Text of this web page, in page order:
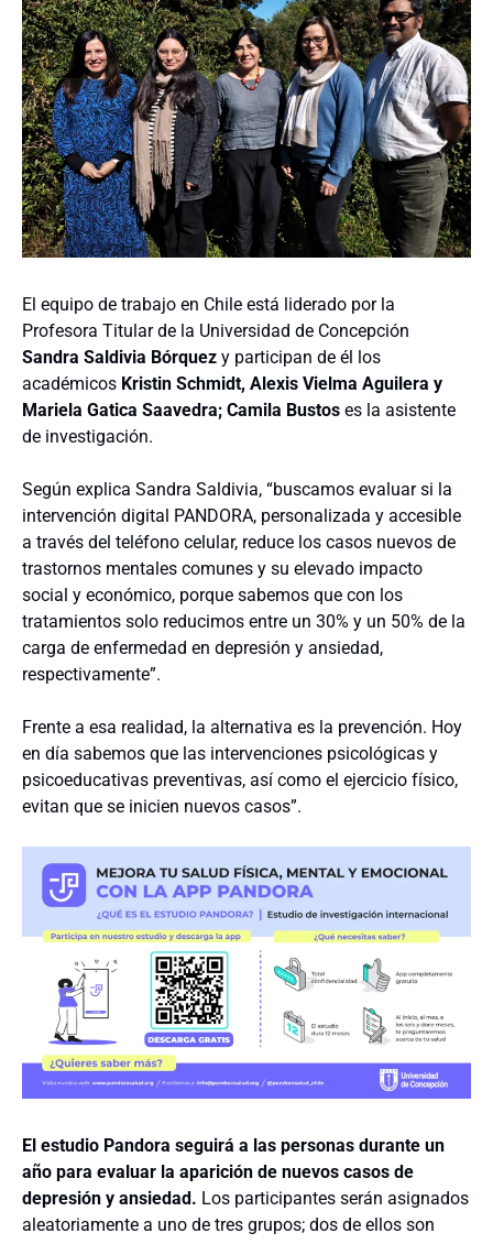
El equipo de trabajo en Chile está liderado por la
Profesora Titular de la Universidad de Concepción
Sandra Saldivia Bórquez y participan de él los
académicos Kristin Schmidt, Alexis Vielma Aguilera y
Mariela Gatica Saavedra; Camila Bustos es la asistente
de investigación.
Según explica Sandra Saldivia, “buscamos evaluar si la
intervención digital PANDORA, personalizada y accesible
a través del teléfono celular, reduce los casos nuevos de
trastornos mentales comunes y su elevado impacto
social y económico, porque sabemos que con los
tratamientos solo reducimos entre un 30% y un 50% de la
carga de enfermedad en depresión y ansiedad,
respectivamente”.
Frente a esa realidad, la alternativa es la prevención. Hoy
en día sabemos que las intervenciones psicológicas y
psicoeducativas preventivas, así como el ejercicio físico,
evitan que se inicien nuevos casos”.
El estudio Pandora seguirá a las personas durante un
año para evaluar la aparición de nuevos casos de
depresión y ansiedad. Los participantes serán asignados
aleatoriamente a uno de tres grupos; dos de ellos son